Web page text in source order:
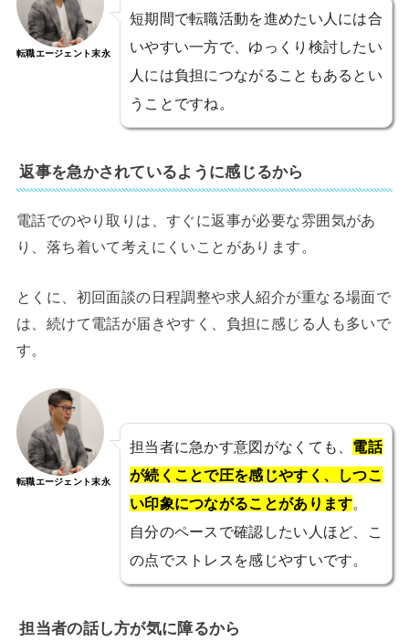
転職エージェント末永
短期間で転職活動を進めたい人には合
いやすい一方で、ゆっくり検討したい
人には負担につながることもあるとい
うことですね。
返事を急かされているように感じるから
電話でのやり取りは、すぐに返事が必要な雰囲気があ
り、落ち着いて考えにくいことがあります。
とくに、初回面談の日程調整や求人紹介が重なる場面で
は、続けて電話が届きやすく、負担に感じる人も多いで
す。
転職エージェント末永
担当者に急かす意図がなくても、 電話
が続くことで圧を感じやすく、しつこ
い印象につながることがあります。
自分のペースで確認したい人ほど、こ
の点でストレスを感じやすいです。
担当者の話し方が気に障るから